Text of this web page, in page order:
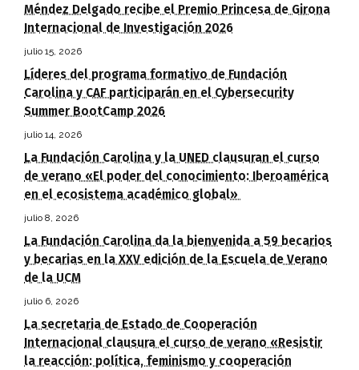
Méndez Delgado recibe el Premio Princesa de Girona
Internacional de Investigación 2026
julio 15, 2026
Líderes del programa formativo de Fundación
Carolina y CAF participarán en el Cybersecurity
Summer BootCamp 2026
julio 14, 2026
La Fundación Carolina y la UNED clausuran el curso
de verano «El poder del conocimiento: Iberoamérica
en el ecosistema académico global»
julio 8, 2026
La Fundación Carolina da la bienvenida a 59 becarios
y becarias en la XXV edición de la Escuela de Verano
de la UCM
julio 6, 2026
La secretaria de Estado de Cooperación
Internacional clausura el curso de verano «Resistir
la reacción: política, feminismo y cooperación